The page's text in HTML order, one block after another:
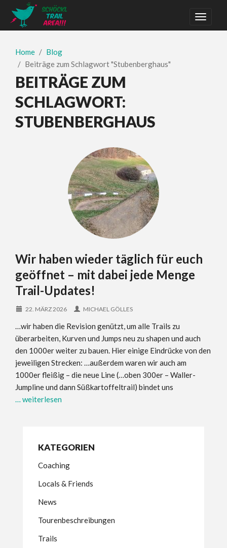
Home
Blog
Beiträge zum Schlagwort "Stubenberghaus"
BEITRÄGE ZUM
SCHLAGWORT:
STUBENBERGHAUS
Wir haben wieder täglich für euch
geöffnet – mit dabei jede Menge
Trail-Updates!
22. MÄRZ 2026 MICHAEL GÖLLES
…wir haben die Revision genützt, um alle Trails zu
überarbeiten, Kurven und Jumps neu zu shapen und auch
den 1000er weiter zu bauen. Hier einige Eindrücke von den
jeweiligen Strecken: …außerdem waren wir auch am
1000er fleißig – die neue Line (…oben 300er – Waller-
Jumpline und dann Süßkartoffeltrail) bindet uns
… weiterlesen
KATEGORIEN
Coaching
Locals & Friends
News
Tourenbeschreibungen
Trails